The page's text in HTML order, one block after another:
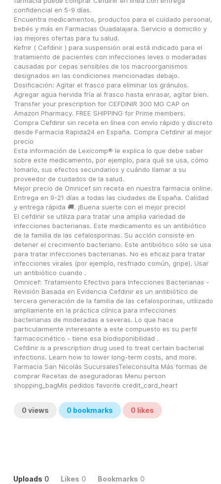
confidencial en 5-9 días.
Encuentra medicamentos, productos para el cuidado personal,
bebés y más en Farmacias Guadalajara. Servicio a domicilio y
las mejores ofertas para tu salud.
Kefnir ( Cefdinir ) para suspensión oral está indicado para el
tratamiento de pacientes con infecciones leves o moderadas
causadas por cepas sensibles de los macroorganismos
designados en las condiciones mencionadas debajo.
Dosificación: Agitar el frasco para eliminar los gránulos.
Agregar agua hervida fría al frasco hasta enrasar, agitar bien.
Transfer your prescription for CEFDINIR 300 MG CAP on
Amazon Pharmacy. FREE SHIPPING for Prime members.
Compra Cefdinir sin receta en línea con envío rápido y discreto
desde Farmacia Rapida24 en España. Compra Cefdinir al mejor
precio
Esta información de Lexicomp® le explica lo que debe saber
sobre este medicamento, por ejemplo, para qué se usa, cómo
tomarlo, sus efectos secundarios y cuándo llamar a su
proveedor de cuidados de la salud.
Mejor precio de Omnicef sin receta en nuestra farmacia online.
Entrega en 9-21 días a todas las ciudades de España. Calidad
y entrega rápida 🚚. ¡Buena suerte con el mejor precio!
El cefdinir se utiliza para tratar una amplia variedad de
infecciones bacterianas. Este medicamento es un antibiótico
de la familia de las cefalosporinas. Su acción consiste en
detener el crecimiento bacteriano. Este antibiótico sólo se usa
para tratar infecciones bacterianas. No es eficaz para tratar
infecciones virales (por ejemplo, resfriado común, gripe). Usar
un antibiótico cuando .
Omnicef: Tratamiento Efectivo para Infecciones Bacterianas -
Revisión Basada en Evidencia Cefdinir es un antibiótico de
tercera generación de la familia de las cefalosporinas, utilizado
ampliamente en la práctica clínica para infecciones
bacterianas de moderadas a severas. Lo que hace
particularmente interesante a este compuesto es su perfil
farmacocinético - tiene esa biodisponibilidad .
Cefdinir is a prescription drug used to treat certain bacterial
infections. Learn how to lower long-term costs, and more.
Farmacia San Nicolás SucursalesTeleconsulta Más formas de
comprar Recetas de aseguradoras Menu person
shopping_bagMis pedidos favorite credit_card_heart
0 views 0 bookmarks 0 likes
Uploads 0 Likes 0 Bookmarks 0